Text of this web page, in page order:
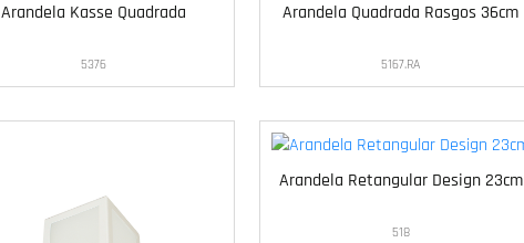
Arandela Kasse Quadrada
5376
Arandela Quadrada Rasgos 36cm
5167.RA
Arandela Retangular Design 23cm
518